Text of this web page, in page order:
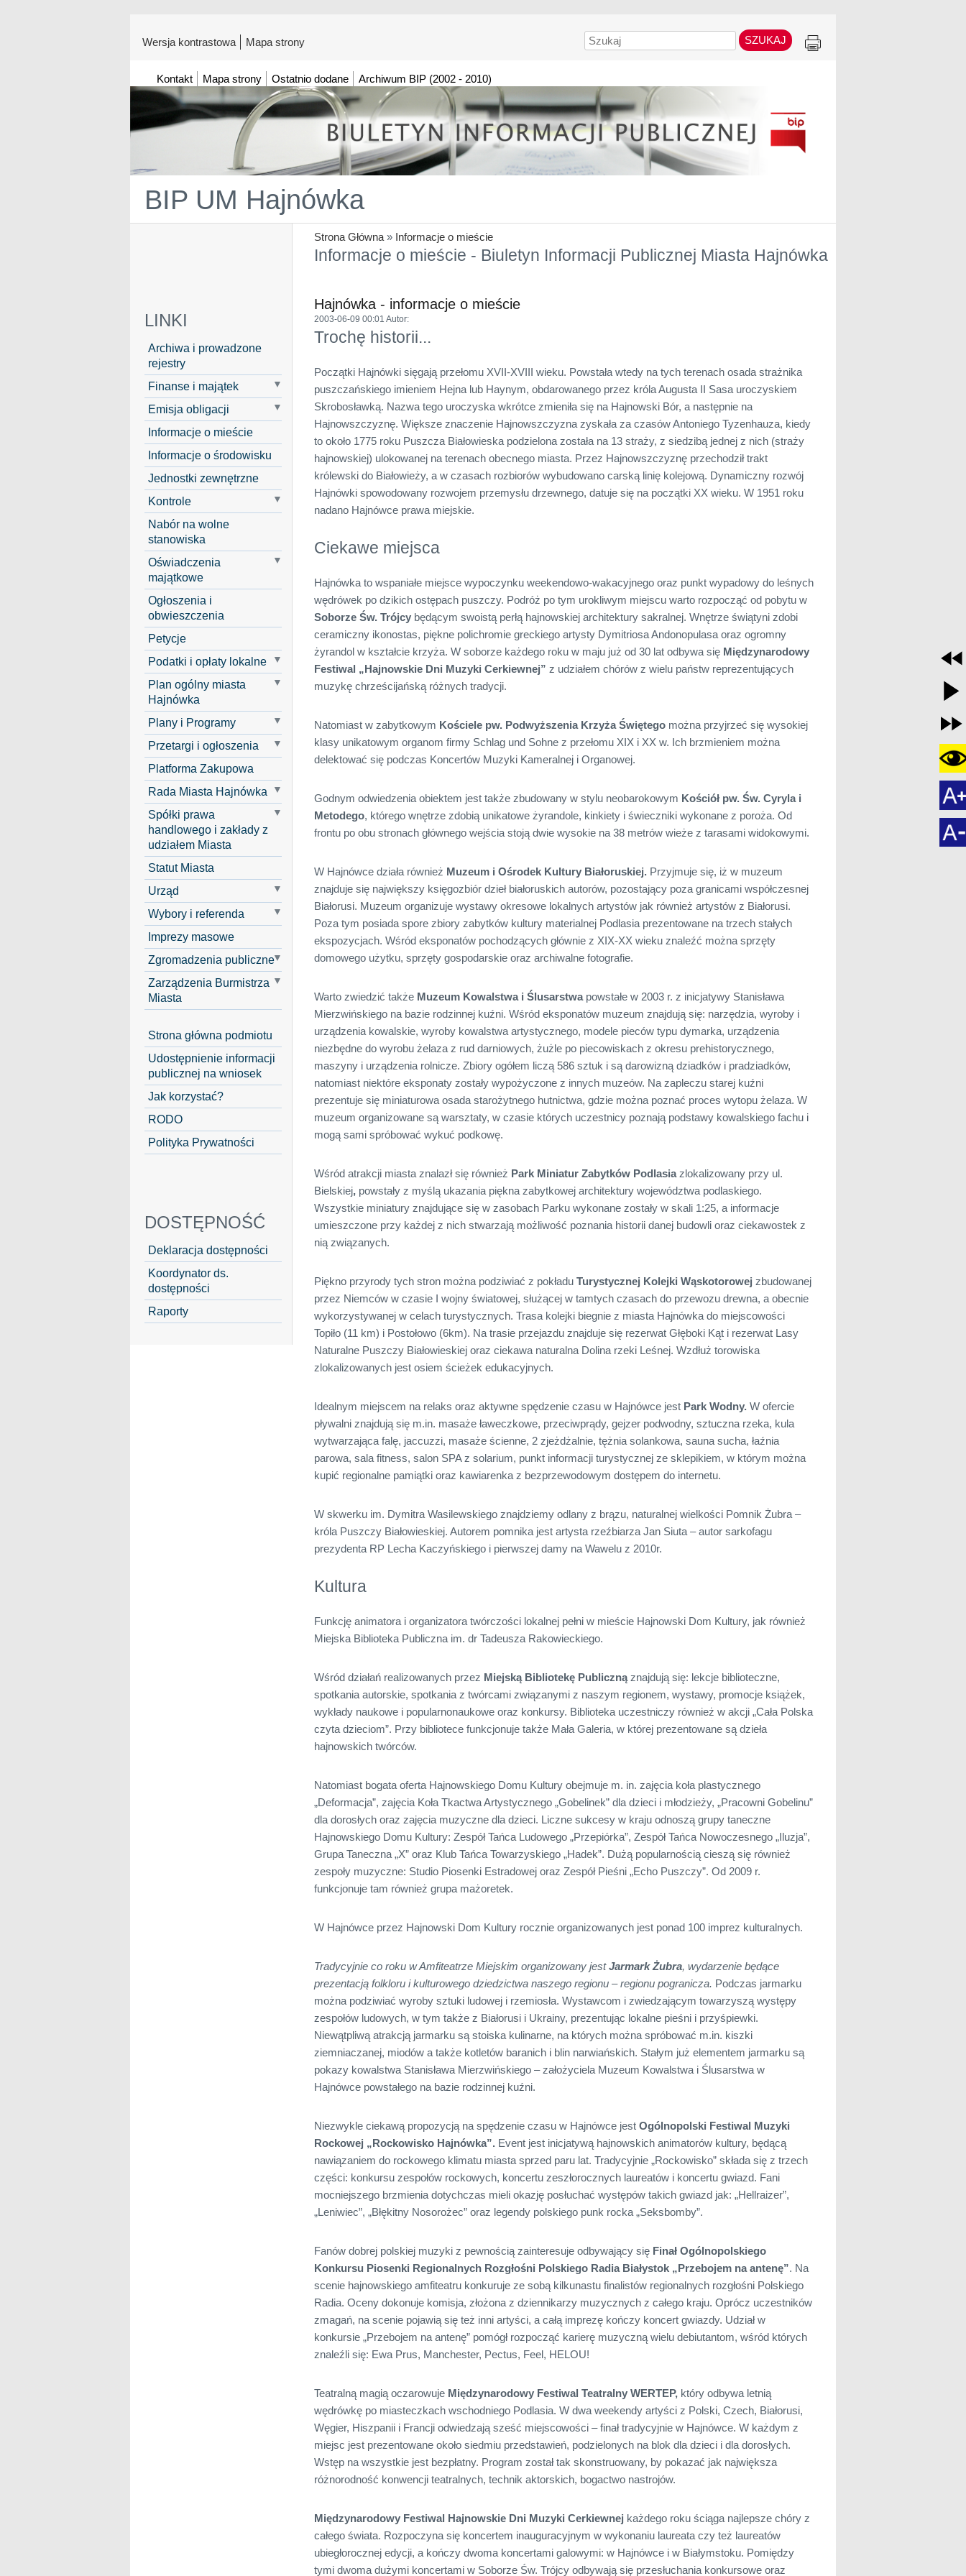
Wersja kontrastowa Mapa strony Szukaj
Kontakt Mapa strony Ostatnio dodane Archiwum BIP (2002 - 2010)
BIP UM Hajnówka
Strona Główna » Informacje o mieście
Informacje o mieście - Biuletyn Informacji Publicznej Miasta Hajnówka
LINKI
Archiwa i prowadzone
rejestry
Finanse i majątek
Emisja obligacji
Informacje o mieście
Informacje o środowisku
Jednostki zewnętrzne
Kontrole
Nabór na wolne
stanowiska
Oświadczenia
majątkowe
Ogłoszenia i
obwieszczenia
Petycje
Podatki i opłaty lokalne
Plan ogólny miasta
Hajnówka
Plany i Programy
Przetargi i ogłoszenia
Platforma Zakupowa
Rada Miasta Hajnówka
Spółki prawa
handlowego i zakłady z
udziałem Miasta
Statut Miasta
Urząd
Wybory i referenda
Imprezy masowe
Zgromadzenia publiczne
Zarządzenia Burmistrza
Miasta
Strona główna podmiotu
Udostępnienie informacji
publicznej na wniosek
Jak korzystać?
RODO
Polityka Prywatności
DOSTĘPNOŚĆ
Deklaracja dostępności
Koordynator ds.
dostępności
Raporty
Hajnówka - informacje o mieście
2003-06-09 00:01 Autor:
Trochę historii...
Początki Hajnówki sięgają przełomu XVII-XVIII wieku. Powstała wtedy na tych terenach osada strażnika
puszczańskiego imieniem Hejna lub Haynym, obdarowanego przez króla Augusta II Sasa uroczyskiem
Skrobosławką. Nazwa tego uroczyska wkrótce zmieniła się na Hajnowski Bór, a następnie na
Hajnowszczyznę. Większe znaczenie Hajnowszczyzna zyskała za czasów Antoniego Tyzenhauza, kiedy
to około 1775 roku Puszcza Białowieska podzielona została na 13 straży, z siedzibą jednej z nich (straży
hajnowskiej) ulokowanej na terenach obecnego miasta. Przez Hajnowszczyznę przechodził trakt
królewski do Białowieży, a w czasach rozbiorów wybudowano carską linię kolejową. Dynamiczny rozwój
Hajnówki spowodowany rozwojem przemysłu drzewnego, datuje się na początki XX wieku. W 1951 roku
nadano Hajnówce prawa miejskie.
Ciekawe miejsca
Hajnówka to wspaniałe miejsce wypoczynku weekendowo-wakacyjnego oraz punkt wypadowy do leśnych
wędrówek po dzikich ostępach puszczy. Podróż po tym urokliwym miejscu warto rozpocząć od pobytu w
Soborze Św. Trójcy będącym swoistą perłą hajnowskiej architektury sakralnej. Wnętrze świątyni zdobi
ceramiczny ikonostas, piękne polichromie greckiego artysty Dymitriosa Andonopulasa oraz ogromny
żyrandol w kształcie krzyża. W soborze każdego roku w maju już od 30 lat odbywa się Międzynarodowy
Festiwal „Hajnowskie Dni Muzyki Cerkiewnej” z udziałem chórów z wielu państw reprezentujących
muzykę chrześcijańską różnych tradycji.
Natomiast w zabytkowym Kościele pw. Podwyższenia Krzyża Świętego można przyjrzeć się wysokiej
klasy unikatowym organom firmy Schlag und Sohne z przełomu XIX i XX w. Ich brzmieniem można
delektować się podczas Koncertów Muzyki Kameralnej i Organowej.
Godnym odwiedzenia obiektem jest także zbudowany w stylu neobarokowym Kościół pw. Św. Cyryla i
Metodego, którego wnętrze zdobią unikatowe żyrandole, kinkiety i świeczniki wykonane z poroża. Od
frontu po obu stronach głównego wejścia stoją dwie wysokie na 38 metrów wieże z tarasami widokowymi.
W Hajnówce działa również Muzeum i Ośrodek Kultury Białoruskiej. Przyjmuje się, iż w muzeum
znajduje się największy księgozbiór dzieł białoruskich autorów, pozostający poza granicami współczesnej
Białorusi. Muzeum organizuje wystawy okresowe lokalnych artystów jak również artystów z Białorusi.
Poza tym posiada spore zbiory zabytków kultury materialnej Podlasia prezentowane na trzech stałych
ekspozycjach. Wśród eksponatów pochodzących głównie z XIX-XX wieku znaleźć można sprzęty
domowego użytku, sprzęty gospodarskie oraz archiwalne fotografie.
Warto zwiedzić także Muzeum Kowalstwa i Ślusarstwapowstałe w 2003 r. z inicjatywy Stanisława
Mierzwińskiego na bazie rodzinnej kuźni. Wśród eksponatów muzeum znajdują się: narzędzia, wyroby i
urządzenia kowalskie, wyroby kowalstwa artystycznego, modele pieców typu dymarka, urządzenia
niezbędne do wyrobu żelaza z rud darniowych, żużle po piecowiskach z okresu prehistorycznego,
maszyny i urządzenia rolnicze. Zbiory ogółem liczą 586 sztuk i są darowizną dziadków i pradziadków,
natomiast niektóre eksponaty zostały wypożyczone z innych muzeów. Na zapleczu starej kuźni
prezentuje się miniaturowa osada starożytnego hutnictwa, gdzie można poznać proces wytopu żelaza. W
muzeum organizowane są warsztaty, w czasie których uczestnicy poznają podstawy kowalskiego fachu i
mogą sami spróbować wykuć podkowę.
Wśród atrakcji miasta znalazł się również Park Miniatur Zabytków Podlasiazlokalizowany przy ul.
Bielskiej, powstały z myślą ukazania piękna zabytkowej architektury województwa podlaskiego.
Wszystkie miniatury znajdujące się w zasobach Parku wykonane zostały w skali 1:25, a informacje
umieszczone przy każdej z nich stwarzają możliwość poznania historii danej budowli oraz ciekawostek z
nią związanych.
Piękno przyrody tych stron można podziwiać z pokładu Turystycznej Kolejki Wąskotorowej zbudowanej
przez Niemców w czasie I wojny światowej, służącej w tamtych czasach do przewozu drewna, a obecnie
wykorzystywanej w celach turystycznych. Trasa kolejki biegnie z miasta Hajnówka do miejscowości
Topiło (11 km) i Postołowo (6km). Na trasie przejazdu znajduje się rezerwat Głęboki Kąt i rezerwat Lasy
Naturalne Puszczy Białowieskiej oraz ciekawa naturalna Dolina rzeki Leśnej. Wzdłuż torowiska
zlokalizowanych jest osiem ścieżek edukacyjnych.
Idealnym miejscem na relaks oraz aktywne spędzenie czasu w Hajnówce jest Park Wodny. W ofercie
pływalni znajdują się m.in. masaże ławeczkowe, przeciwprądy, gejzer podwodny, sztuczna rzeka, kula
wytwarzająca falę, jaccuzzi, masaże ścienne, 2 zjeżdżalnie, tężnia solankowa, sauna sucha, łaźnia
parowa, sala fitness, salon SPA z solarium, punkt informacji turystycznej ze sklepikiem, w którym można
kupić regionalne pamiątki oraz kawiarenka z bezprzewodowym dostępem do internetu.
W skwerku im. Dymitra Wasilewskiego znajdziemy odlany z brązu, naturalnej wielkości Pomnik Żubra –
króla Puszczy Białowieskiej. Autorem pomnika jest artysta rzeźbiarza Jan Siuta – autor sarkofagu
prezydenta RP Lecha Kaczyńskiego i pierwszej damy na Wawelu z 2010r.
Kultura
Funkcję animatora i organizatora twórczości lokalnej pełni w mieście Hajnowski Dom Kultury, jak również
Miejska Biblioteka Publiczna im. dr Tadeusza Rakowieckiego.
Wśród działań realizowanych przez Miejską Bibliotekę Publicznąznajdują się: lekcje biblioteczne,
spotkania autorskie, spotkania z twórcami związanymi z naszym regionem, wystawy, promocje książek,
wykłady naukowe i popularnonaukowe oraz konkursy. Biblioteka uczestniczy również w akcji „Cała Polska
czyta dzieciom”. Przy bibliotece funkcjonuje także Mała Galeria, w której prezentowane są dzieła
hajnowskich twórców.
Natomiast bogata oferta Hajnowskiego Domu Kultury obejmuje m. in. zajęcia koła plastycznego
„Deformacja”, zajęcia Koła Tkactwa Artystycznego „Gobelinek” dla dzieci i młodzieży, „Pracowni Gobelinu”
dla dorosłych oraz zajęcia muzyczne dla dzieci. Liczne sukcesy w kraju odnoszą grupy taneczne
Hajnowskiego Domu Kultury: Zespół Tańca Ludowego „Przepiórka”, Zespół Tańca Nowoczesnego „Iluzja”,
Grupa Taneczna „X” oraz Klub Tańca Towarzyskiego „Hadek”. Dużą popularnością cieszą się również
zespoły muzyczne: Studio Piosenki Estradowej oraz Zespół Pieśni „Echo Puszczy”. Od 2009 r.
funkcjonuje tam również grupa mażoretek.
W Hajnówce przez Hajnowski Dom Kultury rocznie organizowanych jest ponad 100 imprez kulturalnych.
Tradycyjnie co roku w Amfiteatrze Miejskim organizowany jestJarmark Żubra, wydarzenie będące
prezentacją folkloru i kulturowego dziedzictwa naszego regionu – regionu pogranicza. Podczas jarmarku
można podziwiać wyroby sztuki ludowej i rzemiosła. Wystawcom i zwiedzającym towarzyszą występy
zespołów ludowych, w tym także z Białorusi i Ukrainy, prezentując lokalne pieśni i przyśpiewki.
Niewątpliwą atrakcją jarmarku są stoiska kulinarne, na których można spróbować m.in. kiszki
ziemniaczanej, miodów a także kotletów baranich i blin narwiańskich. Stałym już elementem jarmarku są
pokazy kowalstwa Stanisława Mierzwińskiego – założyciela Muzeum Kowalstwa i Ślusarstwa w
Hajnówce powstałego na bazie rodzinnej kuźni.
Niezwykle ciekawą propozycją na spędzenie czasu w Hajnówce jest Ogólnopolski Festiwal Muzyki
Rockowej „Rockowisko Hajnówka”. Event jest inicjatywą hajnowskich animatorów kultury, będącą
nawiązaniem do rockowego klimatu miasta sprzed paru lat. Tradycyjnie „Rockowisko” składa się z trzech
części: konkursu zespołów rockowych, koncertu zeszłorocznych laureatów i koncertu gwiazd. Fani
mocniejszego brzmienia dotychczas mieli okazję posłuchać występów takich gwiazd jak: „Hellraizer”,
„Leniwiec”, „Błękitny Nosorożec” oraz legendy polskiego punk rocka „Seksbomby”.
Fanów dobrej polskiej muzyki z pewnością zainteresuje odbywający się Finał Ogólnopolskiego
Konkursu Piosenki Regionalnych Rozgłośni Polskiego Radia Białystok „Przebojem na antenę”. Na
scenie hajnowskiego amfiteatru konkuruje ze sobą kilkunastu finalistów regionalnych rozgłośni Polskiego
Radia. Oceny dokonuje komisja, złożona z dziennikarzy muzycznych z całego kraju. Oprócz uczestników
zmagań, na scenie pojawią się też inni artyści, a całą imprezę kończy koncert gwiazdy. Udział w
konkursie „Przebojem na antenę” pomógł rozpocząć karierę muzyczną wielu debiutantom, wśród których
znaleźli się: Ewa Prus, Manchester, Pectus, Feel, HELOU!
Teatralną magią oczarowuje Międzynarodowy Festiwal Teatralny WERTEP, który odbywa letnią
wędrówkę po miasteczkach wschodniego Podlasia. W dwa weekendy artyści z Polski, Czech, Białorusi,
Węgier, Hiszpanii i Francji odwiedzają sześć miejscowości – finał tradycyjnie w Hajnówce. W każdym z
miejsc jest prezentowane około siedmiu przedstawień, podzielonych na blok dla dzieci i dla dorosłych.
Wstęp na wszystkie jest bezpłatny. Program został tak skonstruowany, by pokazać jak największa
różnorodność konwencji teatralnych, technik aktorskich, bogactwo nastrojów.
Międzynarodowy Festiwal Hajnowskie Dni Muzyki Cerkiewnej każdego roku ściąga najlepsze chóry z
całego świata. Rozpoczyna się koncertem inauguracyjnym w wykonaniu laureata czy też laureatów
ubiegłorocznej edycji, a kończy dwoma koncertami galowymi: w Hajnówce i w Białymstoku. Pomiędzy
tymi dwoma dużymi koncertami w Soborze Św. Trójcy odbywają się przesłuchania konkursowe oraz